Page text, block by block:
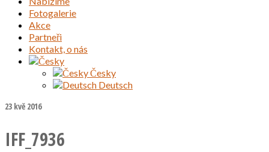
Fotogalerie
Akce
Partneři
Kontakt, o nás
Česky
Deutsch
23 kvě 2016
IFF_7936